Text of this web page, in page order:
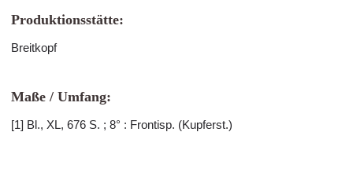
Produktionsstätte:
Breitkopf
Maße / Umfang:
[1] Bl., XL, 676 S. ; 8° : Frontisp. (Kupferst.)